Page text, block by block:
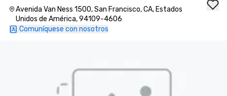
Avenida Van Ness 1500, San Francisco, CA, Estados
Unidos de América, 94109-4606
Comuníquese con nosotros